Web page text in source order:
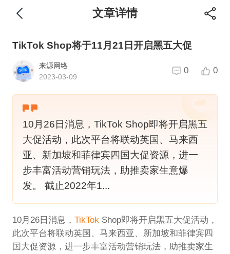
文章详情
TikTok Shop将于11月21日开启黑五大促
来源网络
2023-03-09
0 0
10月26日消息，TikTok Shop即将开启黑五
大促活动，此次平台将联动英国、马来西
亚、新加坡和菲律宾四国大促资源，进一
步丰富活动营销玩法，助推卖家生意爆
发。 截止2022年1...
10月26日消息， TikTokShop即将开启黑五大促活动，
此次平台将联动英国、马来西亚、新加坡和菲律宾四
国大促资源，进一步丰富活动营销玩法，助推卖家生